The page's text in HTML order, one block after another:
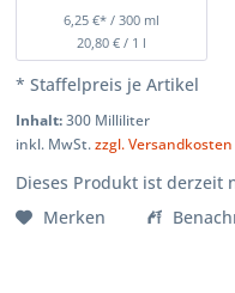
6,25 €* / 300 ml
20,80 € / 1 l
* Staffelpreis je Artikel
Inhalt:300 Milliliter
inkl. MwSt.zzgl. Versandkosten
Dieses Produkt ist derzeit
Merken